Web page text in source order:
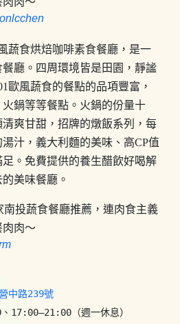
蔬食烘焙咖啡素食餐廳，是一
廳。四周環境皆是田園，靜謐
歐風蔬食的餐點的品項豐富，
鍋等等餐點。火鍋的份量十
爽甘甜，招牌的燉飯系列，每
汁，義大利麵的美味、高CP值
。免費提供的養生醋飲好喝解
美味餐廳。
中路239號
17:00–21:00（週一休息）